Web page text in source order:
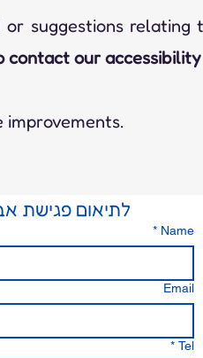
suggestions
contact our
improvements.
לתיאום פגישת
Name
*
Email
Tel
*